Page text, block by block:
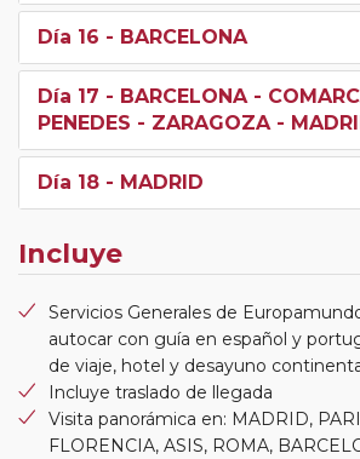
Día 16 - BARCELONA
Día 17 - BARCELONA -
PENEDES - ZARAGOZA -
Día 18 - MADRID
Incluye
Servicios Generales de
autocar con guía en español y
de viaje, hotel y desayuno
Incluye traslado de llegada
Visita panorámica en: MADRID,
FLORENCIA, ASIS, ROMA,